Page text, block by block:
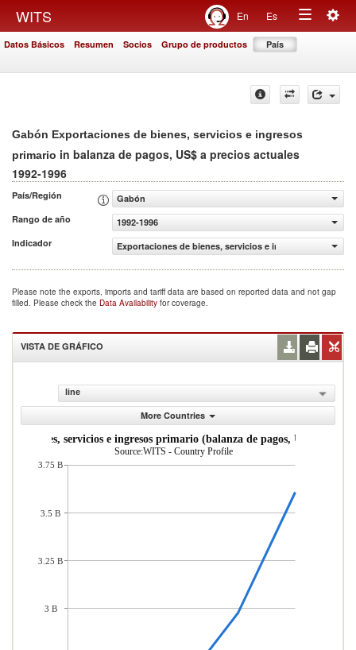
WITS En Es
Toggle
Datos Básicos Resumen Socios Grupo de productos País
Gabón Exportaciones de bienes, servicios e ingresos
primario in balanza de pagos, US$ a precios actuales
1992-1996
País/Región
Gabón
Rango de año
1992-1996
Indicador
Exportaciones de bienes, servicios e ingresos primario
Please note the exports, imports and tariff data are based on reported data and not gap
filled. Please check the Data Availability for coverage.
VISTA DE GRÁFICO
line
More Countries
de bienes, servicios e ingresos primario (balanza de pagos, US$ a
Source:WITS - Country Profile
3.75 B
3.5 B
3.25 B
3 B